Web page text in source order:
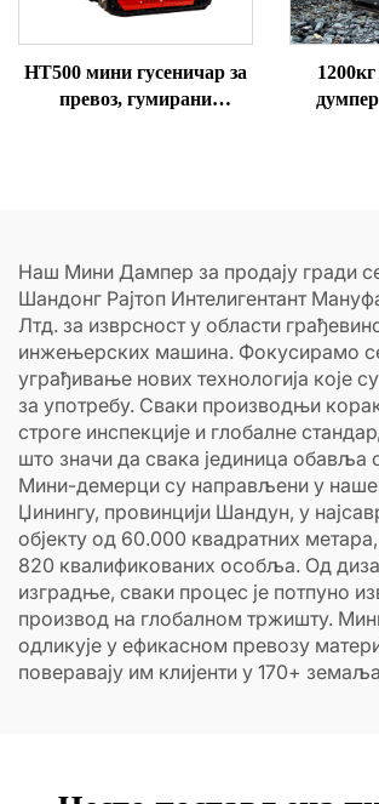
HT500 мини гусеничар за
превоз, гумирани
Наш Мини Дампер за продају гради
Шандонг Рајтоп Интелигентант
Лтд. за изврсност у области
инжењерских машина. Фокусирамо
уграђивање нових технологија које
за употребу. Сваки производњи
строге инспекције и глобалне
што значи да свака јединица обавља
Мини-демерци су направљени у
Џинингу, провинцији Шандун, у
објекту од 60.000 квадратних метара,
820 квалификованих особља. Од
изградње, сваки процес је потпуно
производ на глобалном тржишту.
одликује у ефикасном превозу
поверавају им клијенти у 170+